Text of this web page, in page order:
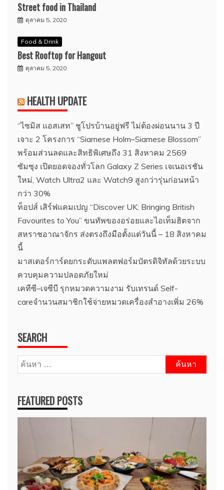
Street food in Thailand
ตุลาคม 5, 2020
Food & Drink
Best Rooftop for Hangout
ตุลาคม 5, 2020
HEALTH UPDATE
“ไซมิส แอสเสท” ชูโปรบ้านอยู่ฟรี ไม่ต้องผ่อนนาน 3 ปี
เจาะ 2 โครงการ “Siamese Holm–Siamese Blossom”
พร้อมส่วนลดและสิทธิพิเศษถึง 31 สิงหาคม 2569
ซัมซุง เปิดยอดจองทั่วโลก Galaxy Z Series เจเนอเรชัน
ใหม่, Watch Ultra2 และ Watch9 สูงกว่ารุ่นก่อนหน้า
กว่า 30%
ท็อปส์ เสิร์ฟแคมเปญ “Discover UK: Bringing British
Favourites to You” ขนทัพของอร่อยและไอเท็มฮิตจาก
สหราชอาณาจักร ส่งตรงถึงมือตั้งแต่วันนี้ – 18 สิงหาคม
นี้
มาสเตอร์การ์ดยกระดับแพลตฟอร์มบัตรดิจิทัลด้วยระบบ
ควบคุมความปลอดภัยใหม่
เคทีซี–เจซีบี รุกหมวดความงาม รับเทรนด์ Self-
careจำนวนสมาชิกใช้จ่ายหมวดเครื่องสำอางเพิ่ม 26%
SEARCH
ค้นหา
สำหรับ:
FEATURED POSTS